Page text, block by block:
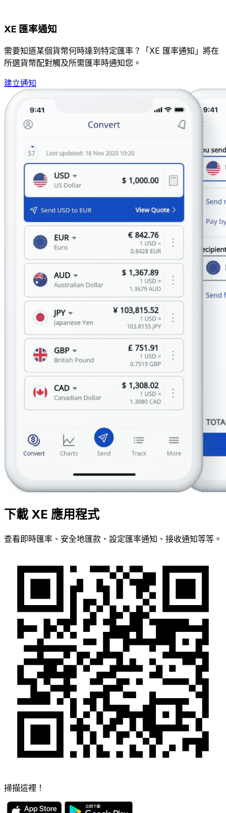
XE 匯率通知
需要知道某個貨幣何時達到特定匯率？「XE 匯率通知」將在
所選貨幣配對觸及所需匯率時通知您。
建立通知
下載 XE 應用程式
查看即時匯率、安全地匯款、設定匯率通知、接收通知等等。
掃描這裡！